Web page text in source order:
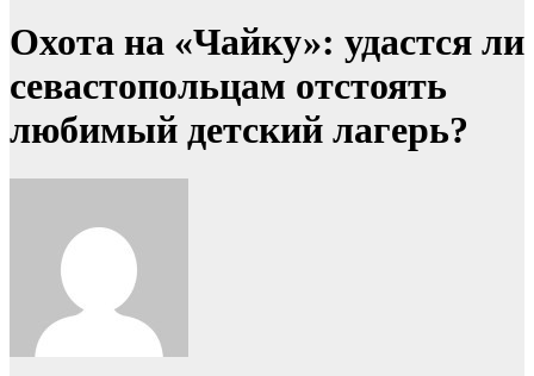
Охота на «Чайку»: удастся ли
севастопольцам отстоять
любимый детский лагерь?